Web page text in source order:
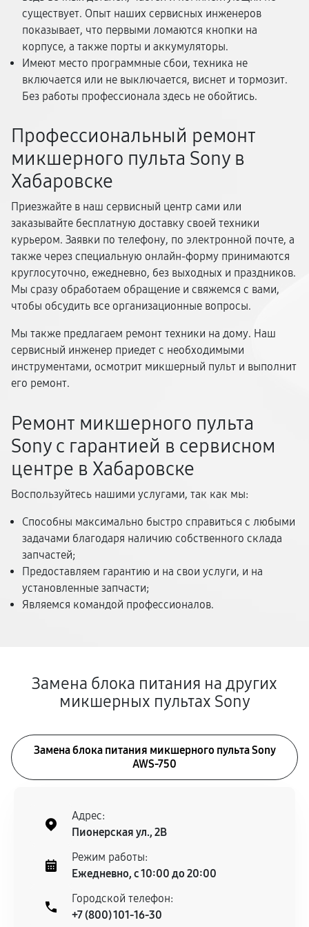
существует. Опыт наших сервисных инженеров
показывает, что первыми ломаются кнопки на
корпусе, а также порты и аккумуляторы.
Имеют место программные сбои, техника не
включается или не выключается, виснет и тормозит.
Без работы профессионала здесь не обойтись.
Профессиональный ремонт
микшерного пульта Sony в
Хабаровске
Приезжайте в наш сервисный центр сами или
заказывайте бесплатную доставку своей техники
курьером. Заявки по телефону, по электронной почте, а
также через специальную онлайн-форму принимаются
круглосуточно, ежедневно, без выходных и праздников.
Мы сразу обработаем обращение и свяжемся с вами,
чтобы обсудить все организационные вопросы.
Мы также предлагаем ремонт техники на дому. Наш
сервисный инженер приедет с необходимыми
инструментами, осмотрит микшерный пульт и выполнит
его ремонт.
Ремонт микшерного пульта
Sony с гарантией в сервисном
центре в Хабаровске
Воспользуйтесь нашими услугами, так как мы:
Способны максимально быстро справиться с любыми
задачами благодаря наличию собственного склада
запчастей;
Предоставляем гарантию и на свои услуги, и на
установленные запчасти;
Являемся командой профессионалов.
Замена блока питания на других
микшерных пультах Sony
Замена блока питания микшерного пульта Sony
AWS-750
Адрес:
Пионерская ул., 2В
Режим работы:
Ежедневно, с 10:00 до 20:00
Городской телефон:
+7 (800) 101-16-30